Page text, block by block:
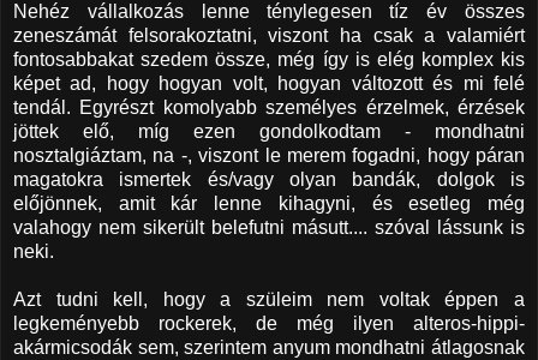
Nehéz vállalkozás lenne ténylegesen tíz év összes
zeneszámát felsorakoztatni, viszont ha csak a valamiért
fontosabbakat szedem össze, még így is elég komplex kis
képet ad, hogy hogyan volt, hogyan változott és mi felé
tendál. Egyrészt komolyabb személyes érzelmek, érzések
jöttek elő, míg ezen gondolkodtam - mondhatni
nosztalgiáztam, na -, viszont le merem fogadni, hogy páran
magatokra ismertek és/vagy olyan bandák, dolgok is
előjönnek, amit kár lenne kihagyni, és esetleg még
valahogy nem sikerült belefutni másutt.... szóval lássunk is
neki.
Azt tudni kell, hogy a szüleim nem voltak éppen a
legkeményebb rockerek, de még ilyen alteros-hippi-
akármicsodák sem, szerintem anyum mondhatni átlagosnak